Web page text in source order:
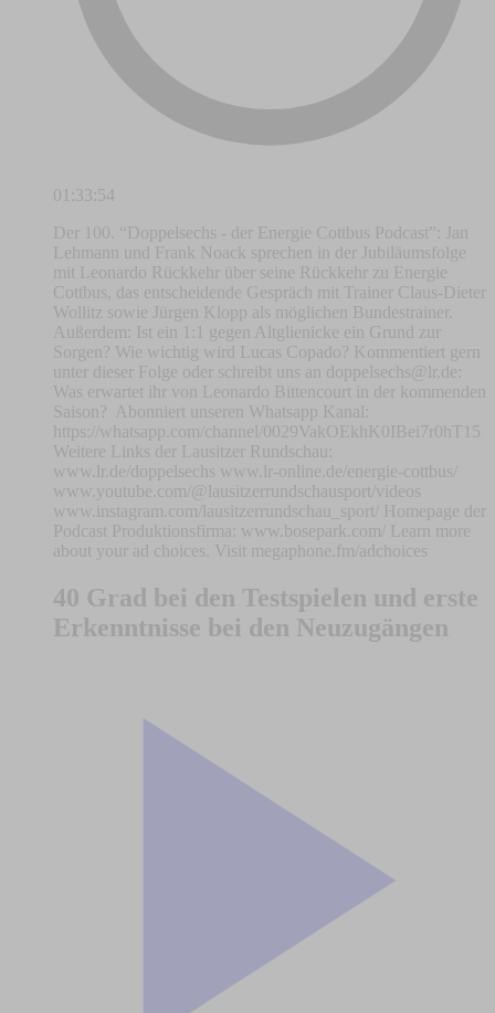
01:33:54
Der 100. “Doppelsechs - der Energie Cottbus Podcast”: Jan
Lehmann und Frank Noack sprechen in der Jubiläumsfolge
mit Leonardo Rückkehr über seine Rückkehr zu Energie
Cottbus, das entscheidende Gespräch mit Trainer Claus-Dieter
Wollitz sowie Jürgen Klopp als möglichen Bundestrainer.
Außerdem: Ist ein 1:1 gegen Altglienicke ein Grund zur
Sorgen? Wie wichtig wird Lucas Copado? Kommentiert gern
unter dieser Folge oder schreibt uns an doppelsechs@lr.de
Was erwartet ihr von Leonardo Bittencourt in der kommenden
Saison? Abonniert unseren Whatsapp Kanal:
https://whatsapp.com/channel/0029VakOEkhK0IBei7r0hT15
Weitere Links der Lausitzer Rundschau:
www.lr.de/doppelsechs www.lr-online.de/energie-cottbus/
www.youtube.com/@lausitzerrundschausport/videos
www.instagram.com/lausitzerrundschau_sport/ Homepage der
Podcast Produktionsfirma: www.bosepark.com/ Learn more
about your ad choices. Visit megaphone.fm/adchoices
40 Grad bei den Testspielen und erste
Erkenntnisse bei den Neuzugängen